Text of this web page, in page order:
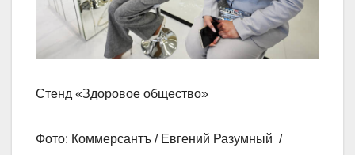
Стенд «Здоровое общество»
Фото: Коммерсантъ / Евгений Разумный /